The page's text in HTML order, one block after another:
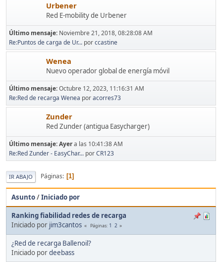
Urbener
Red E-mobility de Urbener
Último mensaje: Noviembre 21, 2018, 08:28:08 AM
Re:Puntos de carga de Ur... porccastine
Wenea
Nuevo operador global de energía móvil
Último mensaje:Octubre 12, 2023, 11:16:31 AM
Re:Red de recarga Wenea poracorres73
Zunder
Red Zunder (antigua Easycharger)
Último mensaje:Ayera las 10:41:38 AM
Re:Red Zunder - EasyChar... porCR123
IR ABAJO Páginas 1
Asunto/Iniciado por
Ranking fiabilidad redes de recarga
Iniciado por jim3cantos Páginas 1 2
¿Red de recarga Ballenoil?
Iniciado pordeebass